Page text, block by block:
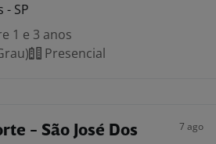
- SP
1 e 3 anos
Presencial
- São José Dos
7 ago